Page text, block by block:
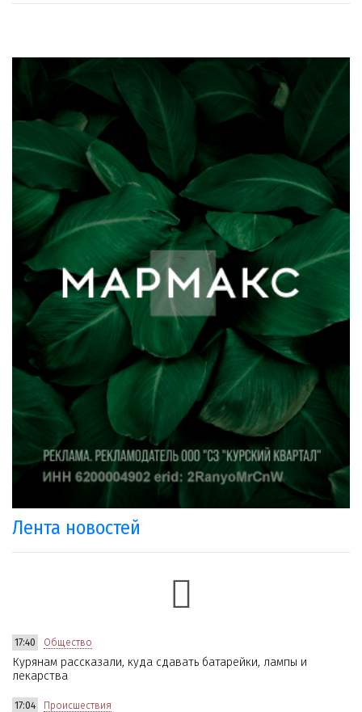
Лента новостей
17:40 Общество
Курянам рассказали, куда сдавать батарейки, лампы и
лекарства
17:04 Происшествия